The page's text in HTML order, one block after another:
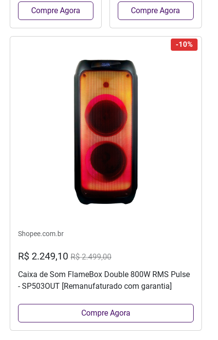
Compre Agora
[remanufaturado]
Compre Agora
-10%
Shopee.com.br
R$ 2.249,10 R$ 2.499,00
Caixa de Som FlameBox Double 800W RMS Pulse
- SP503OUT [Remanufaturado com garantia]
Compre Agora